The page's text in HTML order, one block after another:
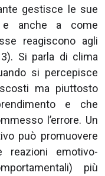
gestisce le sue
e anche a come
reagiscono agli
Si parla di clima
si percepisce
ma piuttosto
e che
l’errore. Un
può promuovere
reazioni emotivo-
più